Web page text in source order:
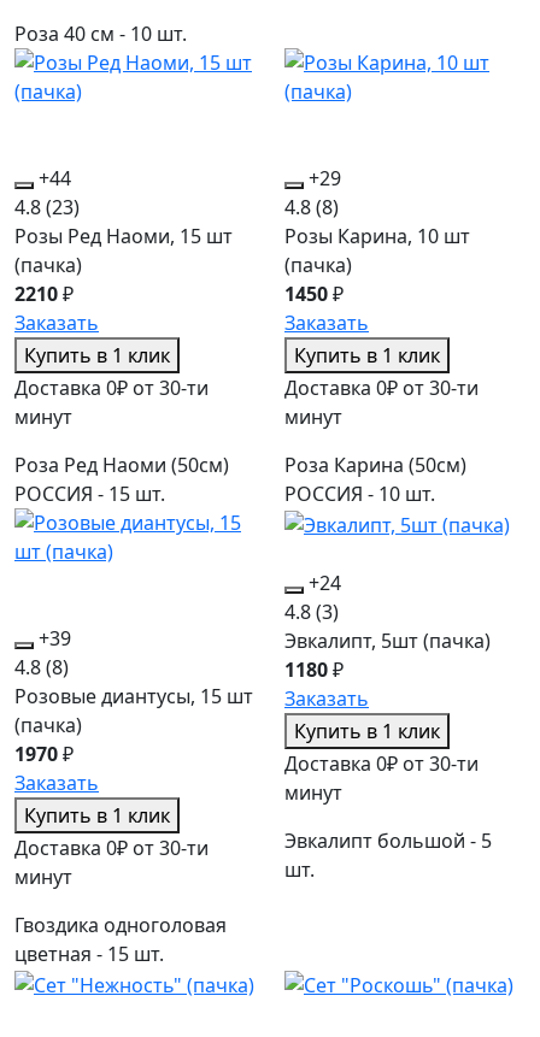
Роза 40 см - 10 шт.
+44
4.8(23)
Розы Ред Наоми, 15 шт
(пачка)
2210₽
Заказать
Купить в 1 клик
Доставка 0₽ от 30-ти
минут
Роза Ред Наоми (50см)
РОССИЯ - 15 шт.
+29
4.8(8)
Розы Карина, 10 шт
(пачка)
1450₽
Заказать
Купить в 1 клик
Доставка 0₽ от 30-ти
минут
Роза Карина (50см)
РОССИЯ - 10 шт.
+39
4.8(8)
Розовые диантусы, 15 шт
(пачка)
1970₽
Заказать
Купить в 1 клик
Доставка 0₽ от 30-ти
минут
Гвоздика одноголовая
цветная - 15 шт.
+24
4.8(3)
Эвкалипт, 5шт (пачка)
1180₽
Заказать
Купить в 1 клик
Доставка 0₽ от 30-ти
минут
Эвкалипт большой - 5
шт.